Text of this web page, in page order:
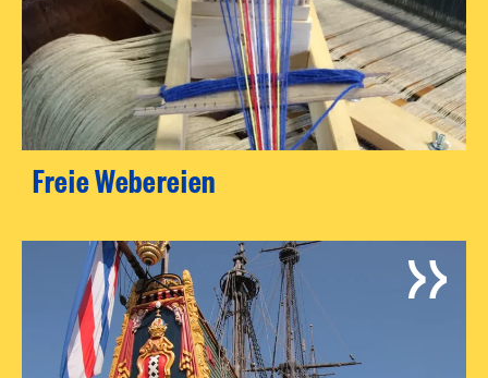
Freie Webereien